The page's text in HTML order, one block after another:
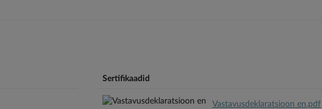
Sertifikaadid
Vastavusdeklaratsioon en.pdf